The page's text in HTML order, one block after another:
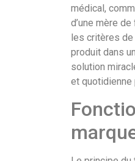
Quand
Conseils
Routine
médical,
d’une mère
les critères de
produit dans
solution
et quotidienne